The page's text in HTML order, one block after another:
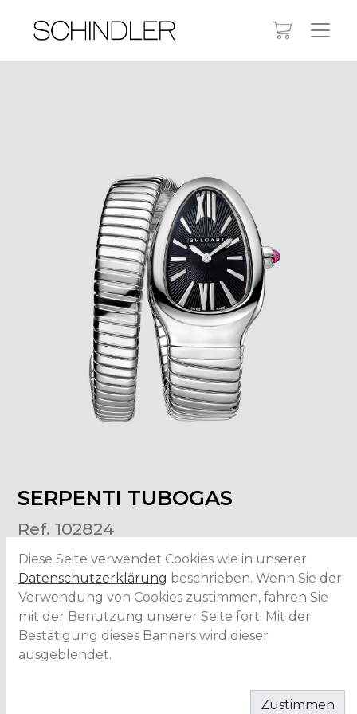
SERPENTI TUBOGAS
Ref. 102824
Grösse:
35mm
Edelstahl
Wasserdichtigkeit: 30 Meter
IN DEN WARENKORB
Diese Seite verwendet Cookies wie in unserer
Datenschutzerklärung beschrieben. Wenn Sie der
Verwendung von Cookies zustimmen, fahren Sie
mit der Benutzung unserer Seite fort. Mit der
Bestätigung dieses Banners wird dieser
ausgeblendet.
Zustimmen